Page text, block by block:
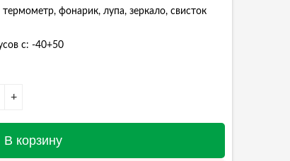
фонарик, лупа, зеркало, свисток
с: -40+50
+
В корзину